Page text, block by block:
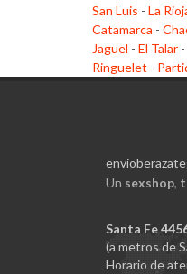
San Luis - La
Catamarca -
Jaguel - El Talar -
Ringuelet -
Un sexshop,
Santa Fe
(a metros de
Horario de